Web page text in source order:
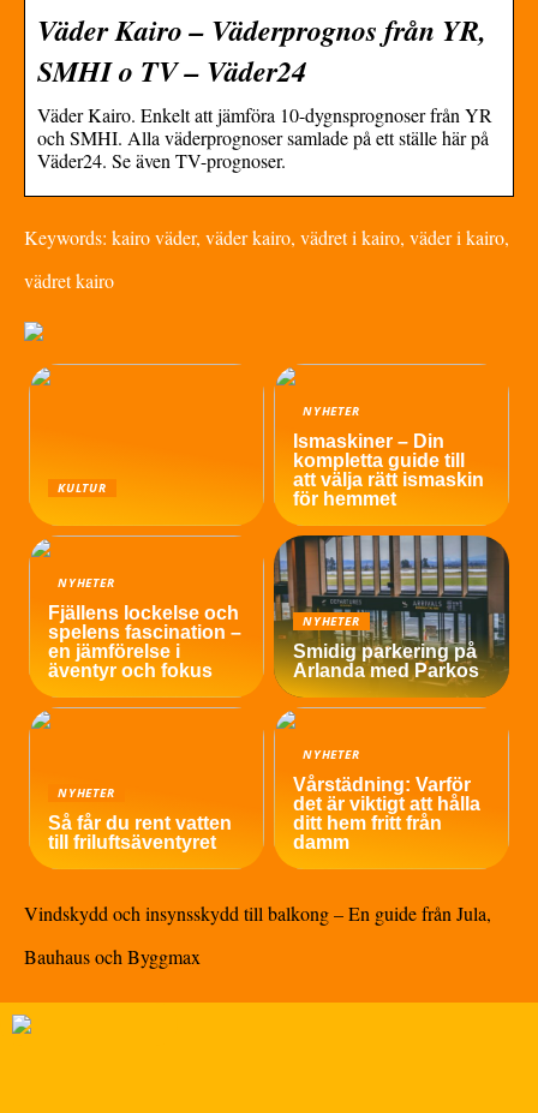
Väder Kairo – Väderprognos från YR,
SMHI o TV – Väder24
Väder Kairo. Enkelt att jämföra 10-dygnsprognoser från YR
och SMHI. Alla väderprognoser samlade på ett ställe här på
Väder24. Se även TV-prognoser.
Keywords: kairo väder, väder kairo, vädret i kairo, väder i kairo,
vädret kairo
KULTUR
NYHETER
Ismaskiner – Din
kompletta guide till
att välja rätt ismaskin
för hemmet
NYHETER
Fjällens lockelse och
spelens fascination –
en jämförelse i
äventyr och fokus
NYHETER
Smidig parkering på
Arlanda med Parkos
NYHETER
Så får du rent vatten
till friluftsäventyret
NYHETER
Vårstädning: Varför
det är viktigt att hålla
ditt hem fritt från
damm
Vindskydd och insynsskydd till balkong – En guide från Jula,
Bauhaus och Byggmax